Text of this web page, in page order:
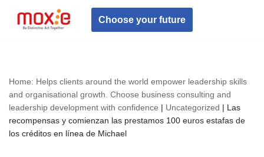
Skip
Choose your future
Home: Helps clients around the world empower leadership skills
and organisational growth. Choose business consulting and
leadership development with confidence | Uncategorized | Las
recompensas y comienzan las prestamos 100 euros estafas de
los créditos en línea de Michael